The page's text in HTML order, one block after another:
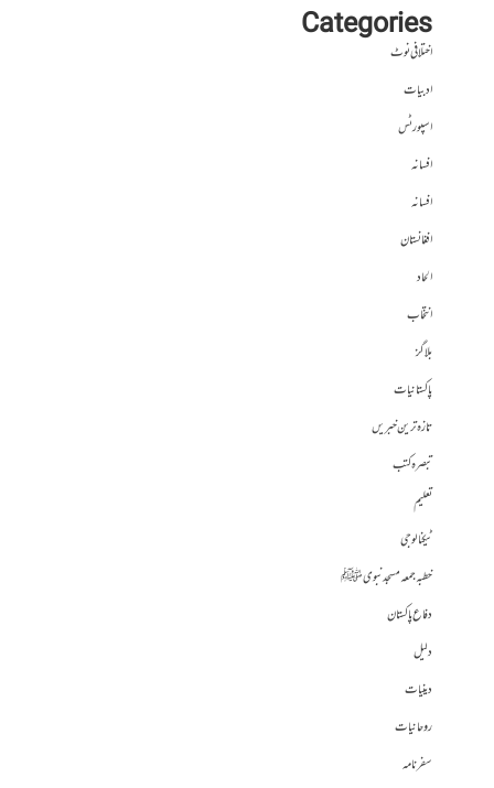
Categories
اختلافی نوٹ
ادبیات
اسپورٹس
افسانہ
افسانہ
افغانستان
الحاد
انتخاب
بلاگز
پاکستانیات
تازہ ترین خبریں
تبصرہ کتب
تعلیم
ٹیکنالوجی
خطبہ جمعہ مسجد نبوی ﷺ
دفاع پاکستان
دلیل
دینیات
روحانیات
سفرنامہ